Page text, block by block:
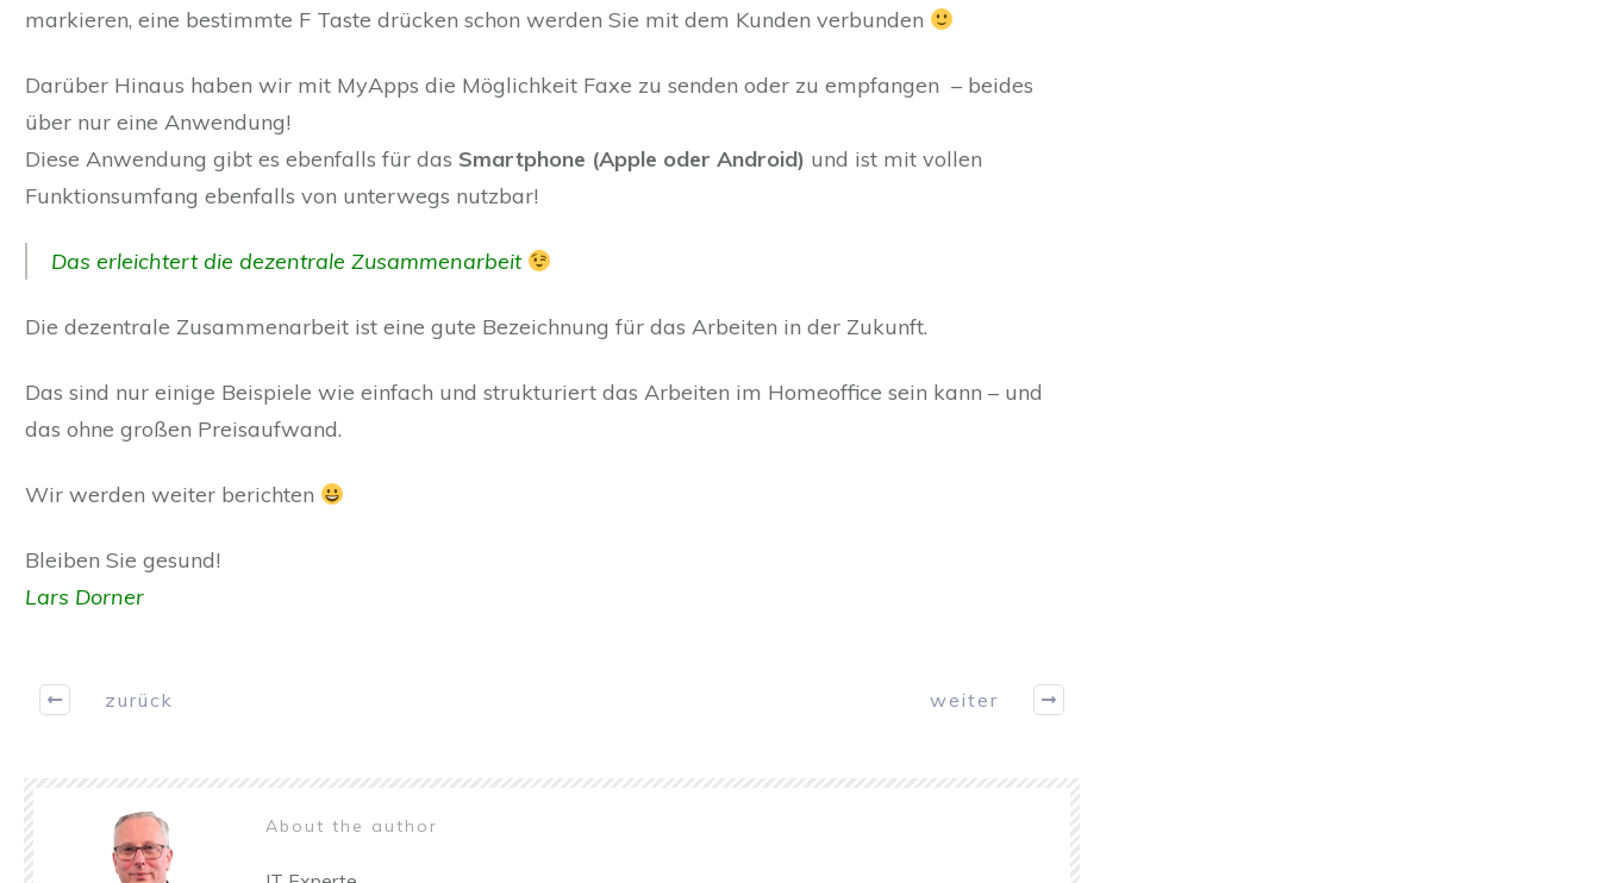
markieren, eine bestimmte F Taste drücken schon werden Sie mit dem Kunden verbunden
Darüber Hinaus haben wir mit MyApps die Möglichkeit Faxe zu senden oder zu empfangen – beides
über nur eine Anwendung!
Diese Anwendung gibt es ebenfalls für das Smartphone (Apple oder Android) und ist mit vollen
Funktionsumfang ebenfalls von unterwegs nutzbar!
Das erleichtert die dezentrale Zusammenarbeit
Die dezentrale Zusammenarbeit ist eine gute Bezeichnung für das Arbeiten in der Zukunft.
Das sind nur einige Beispiele wie einfach und strukturiert das Arbeiten im Homeoffice sein kann – und
das ohne großen Preisaufwand.
Wir werden weiter berichten
Bleiben Sie gesund!
Lars Dorner
zurück weiter
About the author